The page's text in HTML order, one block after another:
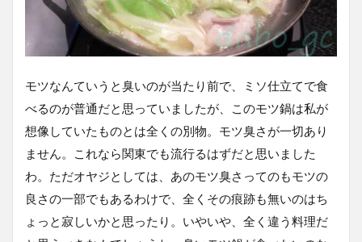
モツなんていうと臭いのが当たり前で、ミソ仕立てで食
べるのが普通だと思っていましたが、このモツ鍋は私が
想像していたものとは全くの別物。モツ臭さが一切あり
ません。これなら関東でも流行るはずだと思いました
わ。ただオヤジとしては、あのモツ臭さってのもモツの
良さの一部でもあるわけで、全くその痕跡も無いのはち
ょっと寂しいかと思ったり。いやいや、全く違う料理だ